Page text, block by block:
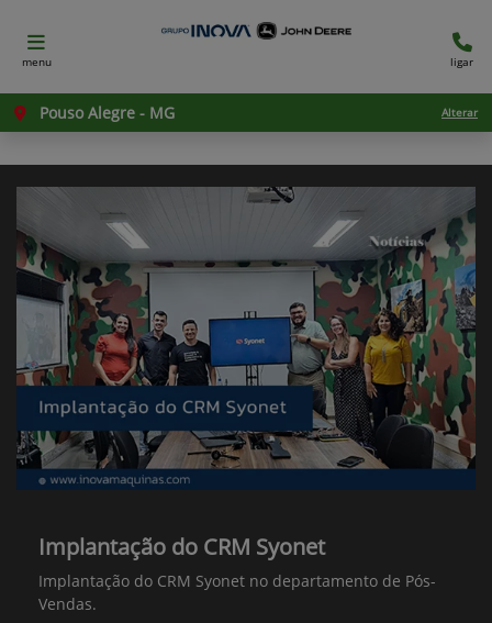
menu ligar
Pouso Alegre - MG Alterar
Implantação do CRM Syonet
Implantação do CRM Syonet no departamento de Pós-
Vendas.